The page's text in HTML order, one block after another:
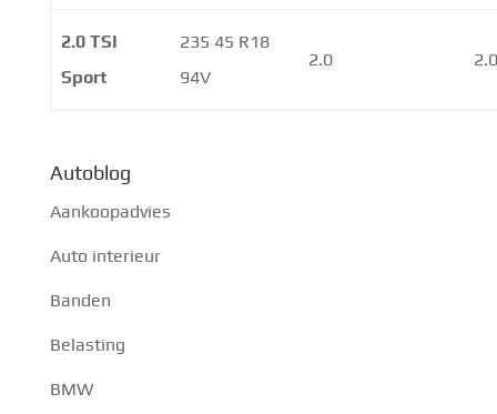
2.0 TSI
Sport
235 45 R18
94V
2.0
Autoblog
Aankoopadvies
Auto interieur
Banden
Belasting
BMW